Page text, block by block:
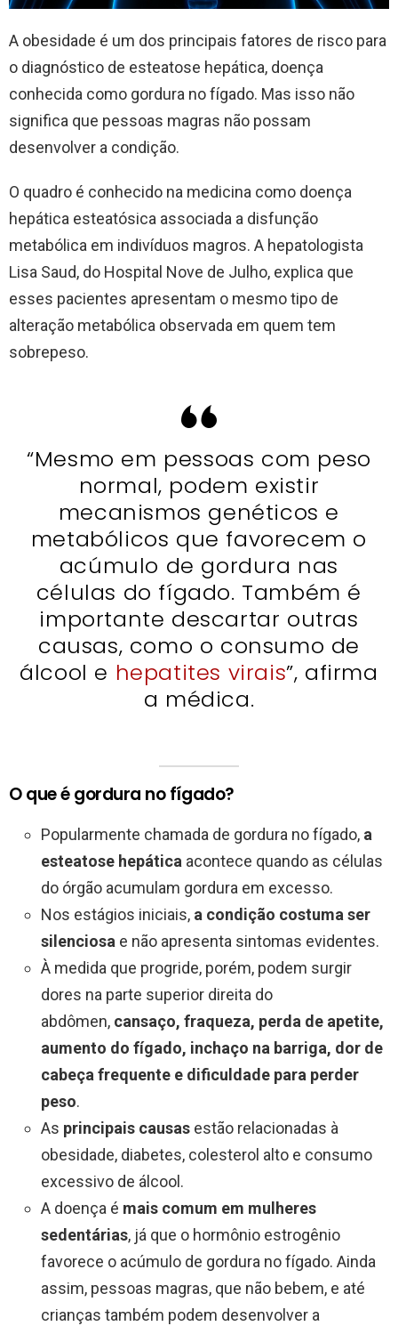
A obesidade é um dos principais fatores de risco para
o diagnóstico de esteatose hepática, doença
conhecida como gordura no fígado. Mas isso não
significa que pessoas magras não possam
desenvolver a condição.
O quadro é conhecido na medicina como doença
hepática esteatósica associada a disfunção
metabólica em indivíduos magros. A hepatologista
Lisa Saud, do Hospital Nove de Julho, explica que
esses pacientes apresentam o mesmo tipo de
alteração metabólica observada em quem tem
sobrepeso.
“Mesmo em pessoas com peso
normal, podem existir
mecanismos genéticos e
metabólicos que favorecem o
acúmulo de gordura nas
células do fígado. Também é
importante descartar outras
causas, como o consumo de
álcool e hepatites virais”, afirma
a médica.
O que é gordura no fígado?
Popularmente chamada de gordura no fígado, a
esteatose hepática acontece quando as células
do órgão acumulam gordura em excesso.
Nos estágios iniciais, a condição costuma ser
silenciosa e não apresenta sintomas evidentes.
À medida que progride, porém, podem surgir
dores na parte superior direita do
abdômen, cansaço, fraqueza, perda de apetite,
aumento do fígado, inchaço na barriga, dor de
cabeça frequente e dificuldade para perder
peso.
As principais causas estão relacionadas à
obesidade, diabetes, colesterol alto e consumo
excessivo de álcool.
A doença é mais comum em mulheres
sedentárias, já que o hormônio estrogênio
favorece o acúmulo de gordura no fígado. Ainda
assim, pessoas magras, que não bebem, e até
crianças também podem desenvolver a